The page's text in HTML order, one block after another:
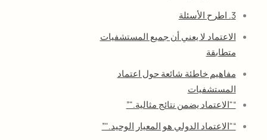
3. اطرح الأسئلة
الاعتماد لا يعني أن جميع المستشفيات
متطابقة
مفاهيم خاطئة شائعة حول اعتماد
المستشفيات
“"الاعتماد يضمن نتائج مثالية."”
“"الاعتماد الدولي هو المعيار الوحيد."”